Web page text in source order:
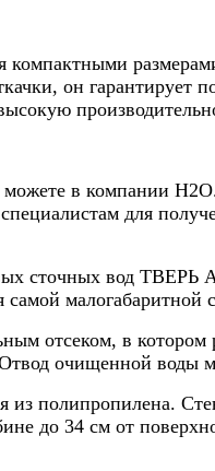
он
в компании
для
сточных вод ТВЕРЬ
отсеком, в
очищенной воды
из полипропилена.
до 34 см от